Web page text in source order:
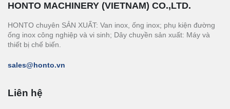
HONTO MACHINERY (VIETNAM) CO.,LTD.
HONTO chuyên SẢN XUẤT: Van inox, ống inox; phụ kiện đường
ống inox công nghiệp và vi sinh; Dây chuyền sản xuất: Máy và
thiết bị chế biến.
sales@honto.vn
Liên hệ